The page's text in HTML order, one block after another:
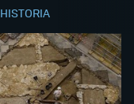
HISTORIA